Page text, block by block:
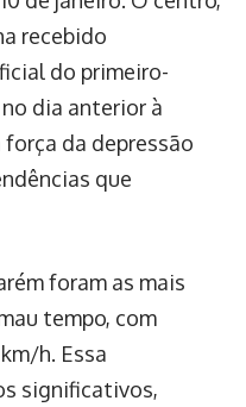
recebido
do primeiro-
dia anterior à
da depressão
que
foram as mais
tempo, com
h. Essa
significativos,